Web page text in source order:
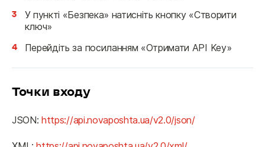
3
У пункті «Безпека» натисніть кнопку «Створити
ключ»
4
Перейдіть за посиланням «Отримати API Key»
Точки входу
JSON: https://api.novaposhta.ua/v2.0/json/